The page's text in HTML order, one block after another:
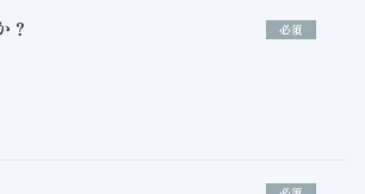
？ 必須